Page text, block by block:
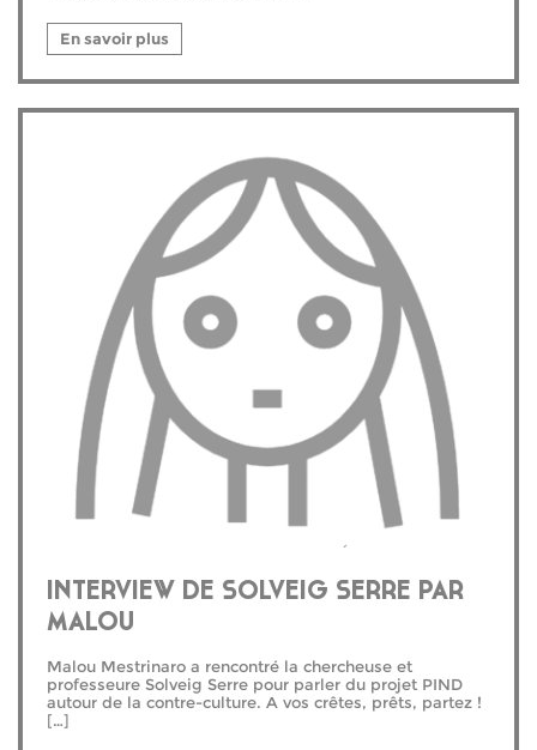
En savoir plus
INTERVIEW DE SOLVEIG SERRE PAR
MALOU
Malou Mestrinaro a rencontré la chercheuse et
professeure Solveig Serre pour parler du projet PIND
autour de la contre-culture. A vos crêtes, prêts, partez !
[…]